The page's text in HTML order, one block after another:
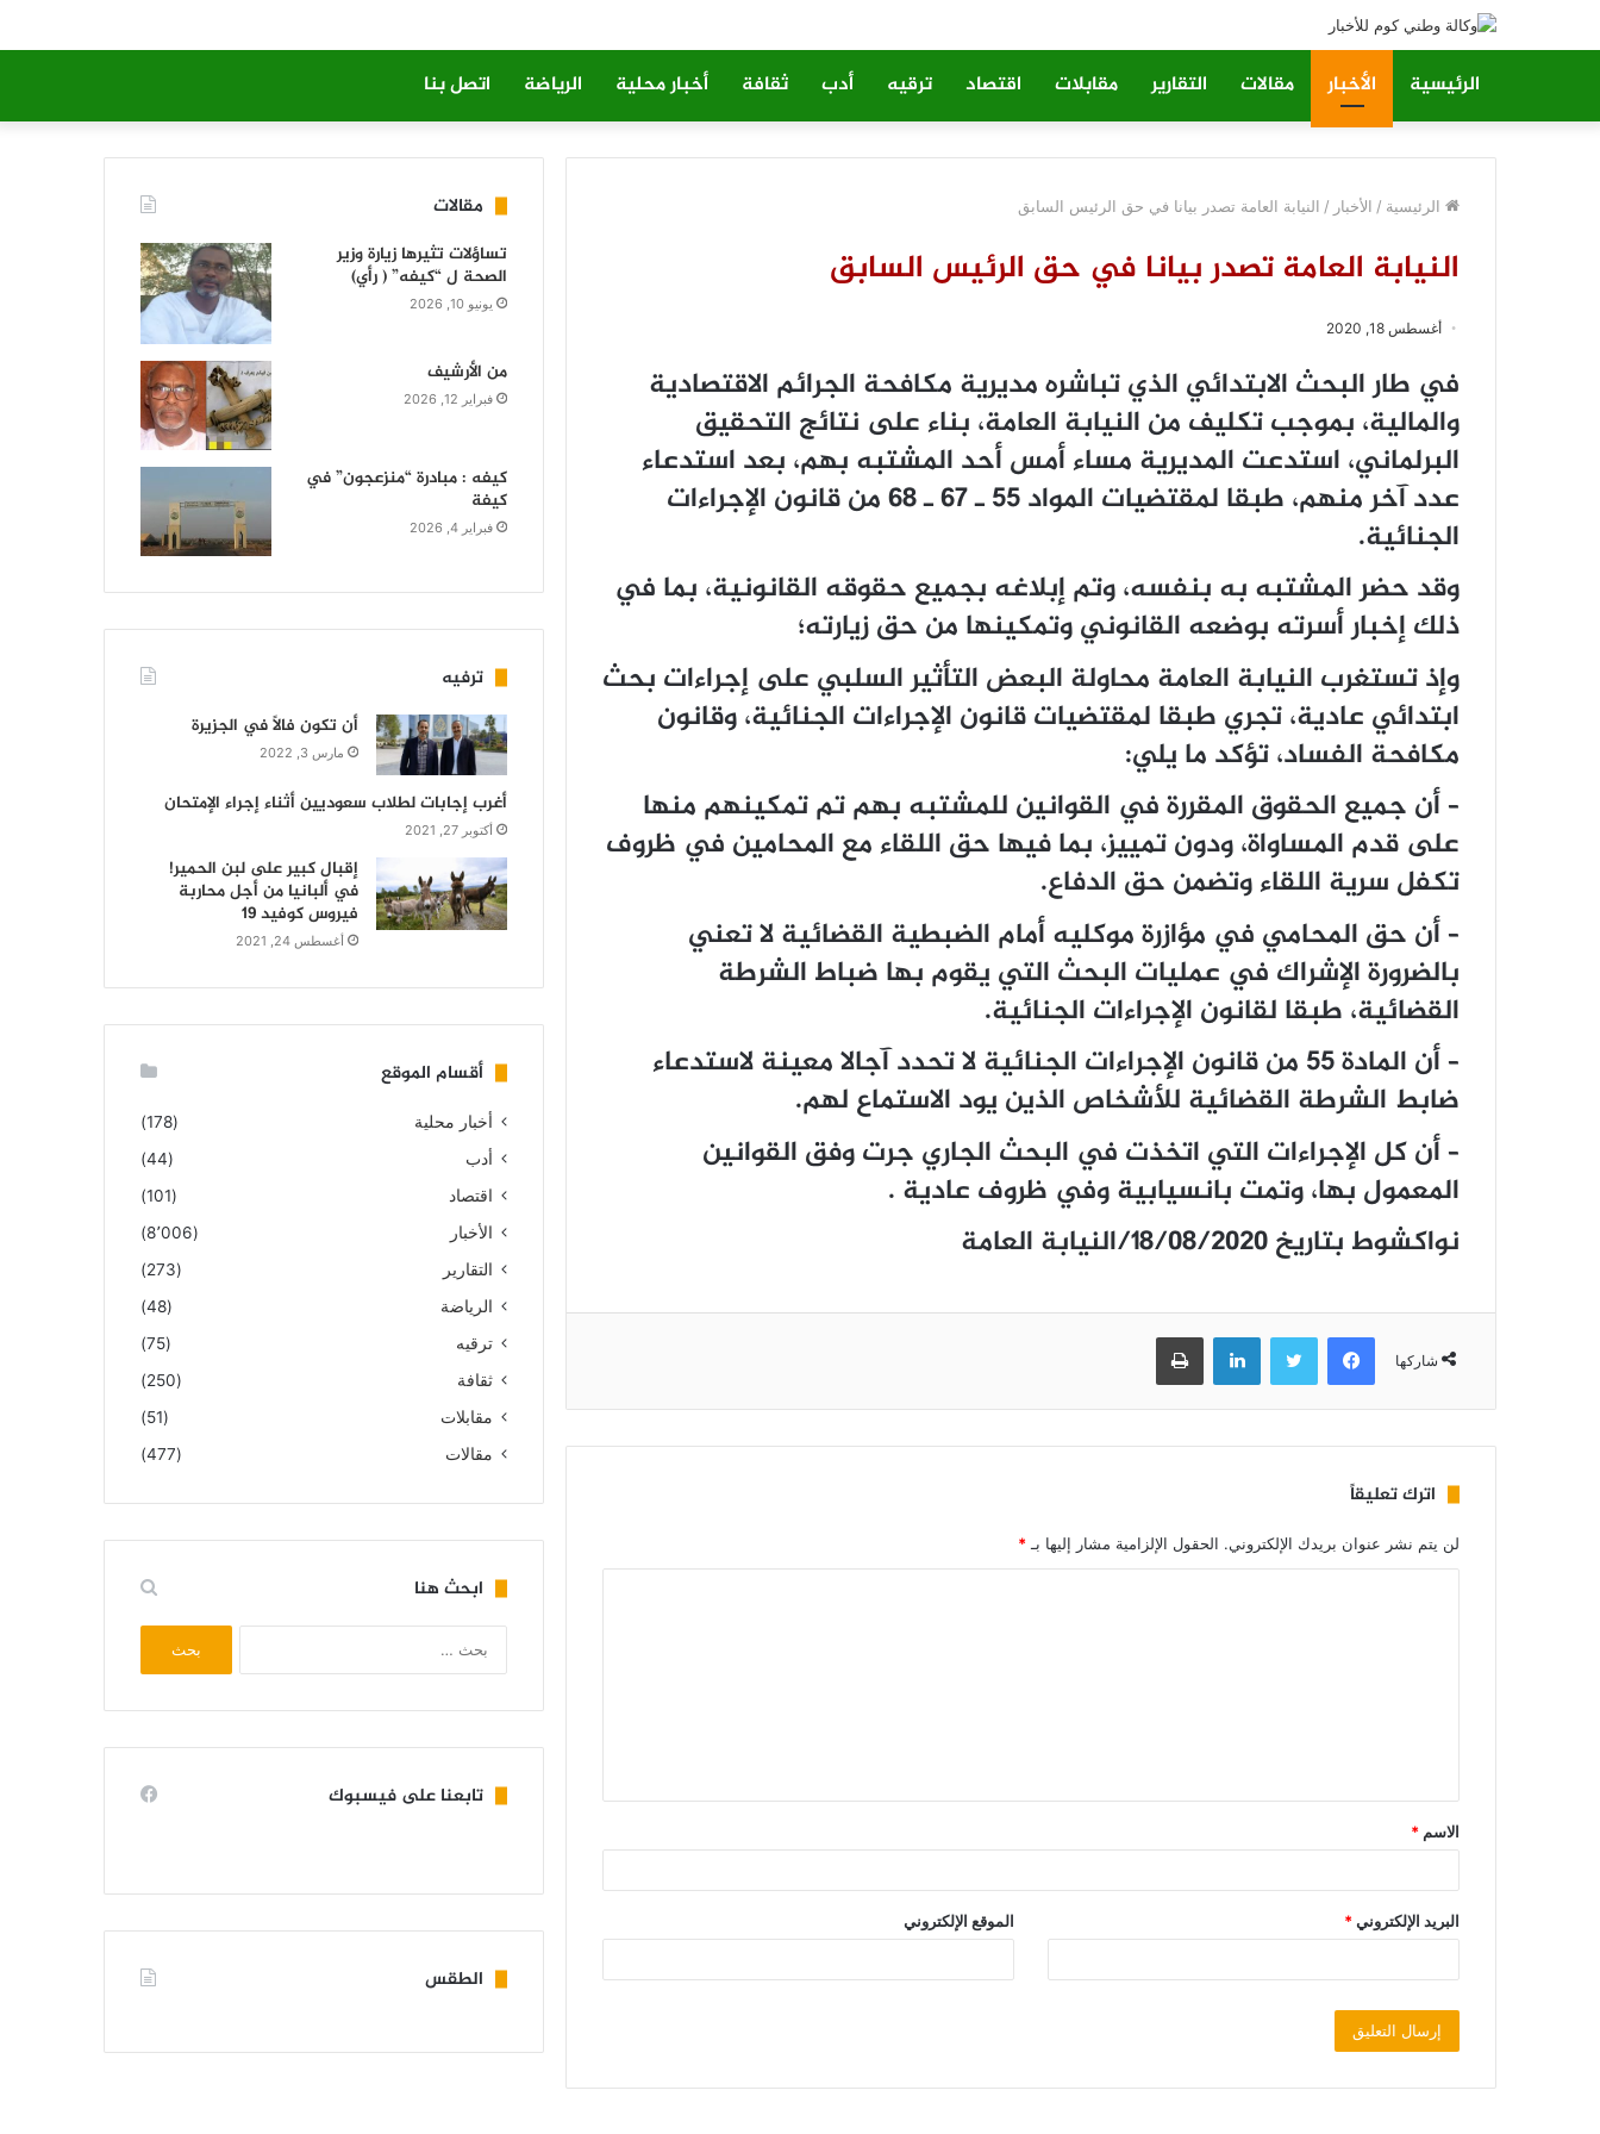
الرئيسية الأخبار مقالات التقارير مقابلات اقتصاد ترقيه أدب ثقافة أخبار محلية الرياضة اتصل بنا
الرئيسية / الأخبار / النيابة العامة تصدر بيانا في حق الرئيس السابق
النيابة العامة تصدر بيانا في حق الرئيس السابق
أغسطس 18, 2020
في طار البحث الابتدائي الذي تباشره مديرية مكافحة الجرائم الاقتصادية
والمالية، بموجب تكليف من النيابة العامة، بناء على نتائج التحقيق
البرلماني، استدعت المديرية مساء أمس أحد المشتبه بهم، بعد استدعاء
عدد آخر منهم، طبقا لمقتضيات المواد 55 ـ 67 ـ 68 من قانون الإجراءات
الجنائية.
وقد حضر المشتبه به بنفسه، وتم إبلاغه بجميع حقوقه القانونية، بما في
ذلك إخبار أسرته بوضعه القانوني وتمكينها من حق زيارته؛
وإذ تستغرب النيابة العامة محاولة البعض التأثير السلبي على إجراءات بحث
ابتدائي عادية، تجري طبقا لمقتضيات قانون الإجراءات الجنائية، وقانون
مكافحة الفساد، تؤكد ما يلي:
– أن جميع الحقوق المقررة في القوانين للمشتبه بهم تم تمكينهم منها
على قدم المساواة، ودون تمييز، بما فيها حق اللقاء مع المحامين في ظروف
تكفل سرية اللقاء وتضمن حق الدفاع.
– أن حق المحامي في مؤازرة موكليه أمام الضبطية القضائية لا تعني
بالضرورة الإشراك في عمليات البحث التي يقوم بها ضباط الشرطة
القضائية، طبقا لقانون الإجراءات الجنائية.
– أن المادة 55 من قانون الإجراءات الجنائية لا تحدد آجالا معينة لاستدعاء
ضابط الشرطة القضائية للأشخاص الذين يود الاستماع لهم.
– أن كل الإجراءات التي اتخذت في البحث الجاري جرت وفق القوانين
المعمول بها، وتمت بانسيابية وفي ظروف عادية .
نواكشوط بتاريخ ١٨/٠٨/٢٠٢٠/النيابة العامة
شاركها
فيسبوك تويتر لينكدإن طباعة
اترك تعليقاً
لن يتم نشر عنوان بريدك الإلكتروني. الحقول الإلزامية مشار إليها بـ *
الاسم *
البريد الإلكتروني* الموقع الإلكتروني
مقالات
تساؤلات تثيرها زيارة وزير
الصحة ل “كيفه” ( رأي)
يونيو 10, 2026
من الأرشيف
فبراير 12, 2026
كيفه : مبادرة “منزعجون” في
كيفة
فبراير 4, 2026
ترفيه
أن تكون فالاً في الجزيرة
مارس 3, 2022
أغرب إجابات لطلاب سعوديين أثناء إجراء الإمتحان
أكتوبر 27, 2021
إقبال كبير على لبن الحمير!
في ألبانيا من أجل محاربة
فيروس كوفيد 19
أغسطس 24, 2021
أقسام الموقع
أخبار محلية
(178)
أدب
(44)
اقتصاد
(101)
الأخبار
(8٬006)
التقارير
(273)
الرياضة
(48)
ترقيه
(75)
ثقافة
(250)
مقابلات
(51)
مقالات
(477)
ابحث هنا
تابعنا على فيسبوك
الطقس